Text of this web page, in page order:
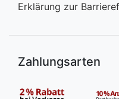
Erklärung zur
Zahlungsarten